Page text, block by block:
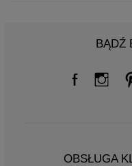
BĄDŹ
OBSŁUGA